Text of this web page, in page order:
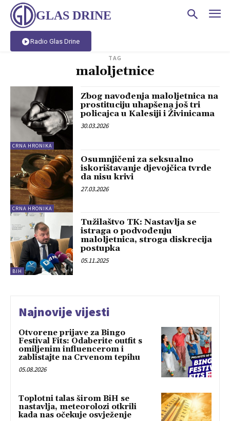
GLAS DRINE
Radio Glas Drine
TAG
maloljetnice
CRNA HRONIKA
Zbog navođenja maloljetnica na
prostituciju uhapšena još tri
policajca u Kalesiji i Živinicama
30.03.2026
CRNA HRONIKA
Osumnjičeni za seksualno
iskorištavanje djevojčica tvrde
da nisu krivi
27.03.2026
BIH
Tužilaštvo TK: Nastavlja se
istraga o podvođenju
maloljetnica, stroga diskrecija
postupka
05.11.2025
Najnovije vijesti
Otvorene prijave za Bingo
Festival Fits: Odaberite outfit s
omiljenim influencerom i
zablistajte na Crvenom tepihu
05.08.2026
Toplotni talas širom BiH se
nastavlja, meteorolozi otkrili
kada nas očekuje osvježenje